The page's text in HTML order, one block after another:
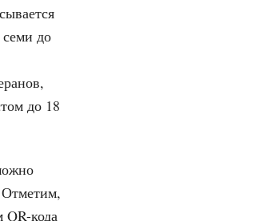
семи до
до 18
Отметим,
кода